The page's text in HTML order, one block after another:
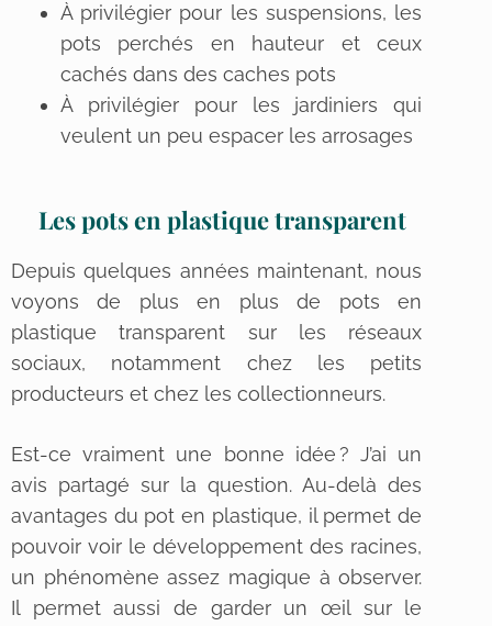
À privilégier pour les suspensions, les
pots perchés en hauteur et ceux
cachés dans des caches pots
À privilégier pour les jardiniers qui
veulent un peu espacer les arrosages
Les pots en plastique transparent
Depuis quelques années maintenant, nous
voyons de plus en plus de pots en
plastique transparent sur les réseaux
sociaux, notamment chez les petits
producteurs et chez les collectionneurs.
Est-ce vraiment une bonne idée ? J’ai un
avis partagé sur la question. Au-delà des
avantages du pot en plastique, il permet de
pouvoir voir le développement des racines,
un phénomène assez magique à observer.
Il permet aussi de garder un œil sur le